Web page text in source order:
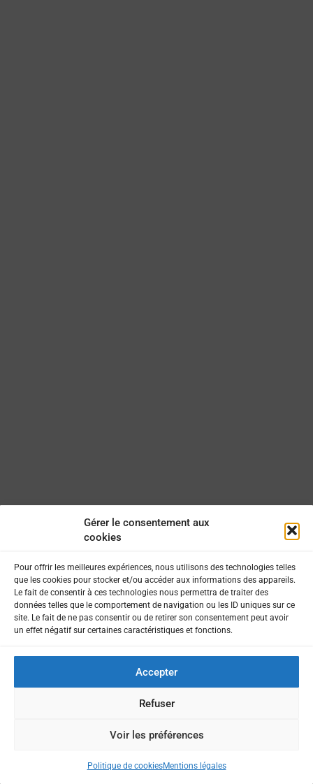
Gérer le consentement aux
cookies
Pour offrir les meilleures expériences, nous utilisons des technologies telles
que les cookies pour stocker et/ou accéder aux informations des appareils.
Le fait de consentir à ces technologies nous permettra de traiter des
données telles que le comportement de navigation ou les ID uniques sur ce
site. Le fait de ne pas consentir ou de retirer son consentement peut avoir
un effet négatif sur certaines caractéristiques et fonctions.
Accepter
Refuser
Voir les préférences
Politique de cookiesMentions légales